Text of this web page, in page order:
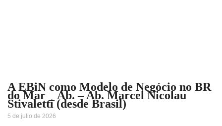
A EBiN como Modelo de Negócio no BR
do Mar _ Ab. – Ab. Marcel Nicolau
Stivaletti (desde Brasil)
5 de julio de 2026